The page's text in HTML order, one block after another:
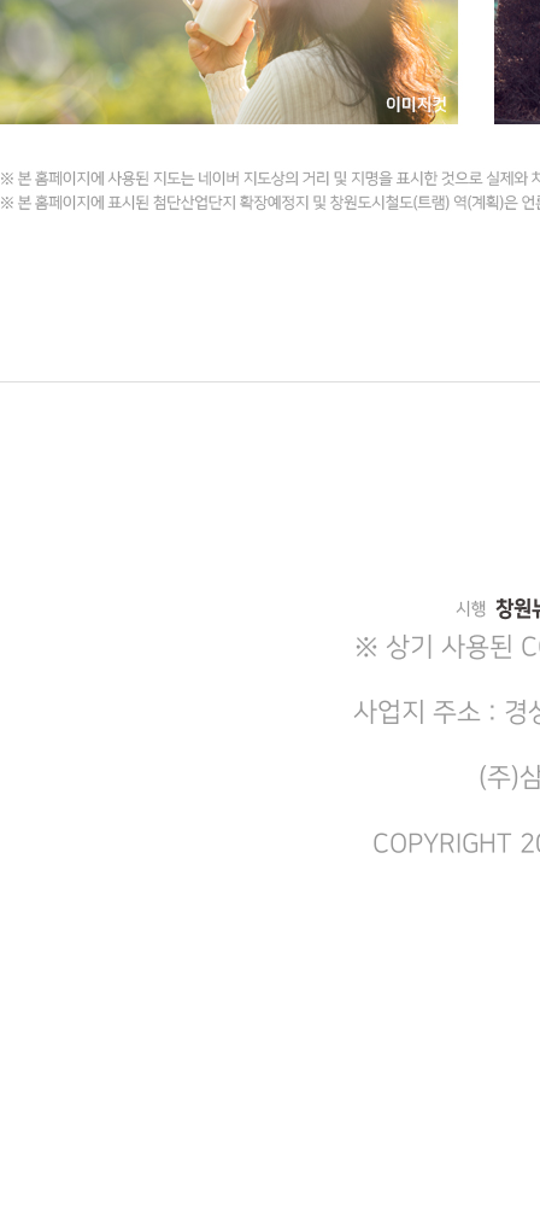
※ 상기 사용된
사업지 주소 :
(주)
COPYRIGHT